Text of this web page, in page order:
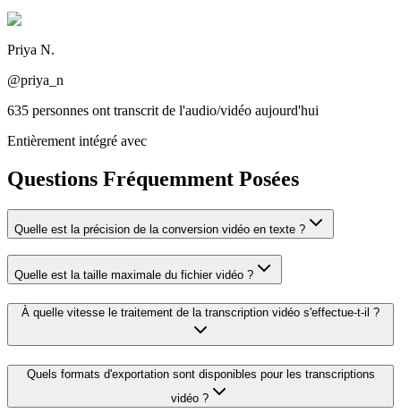
Priya N.
@priya_n
635 personnes ont transcrit de l'audio/vidéo aujourd'hui
Entièrement intégré avec
Questions Fréquemment Posées
Quelle est la précision de la conversion vidéo en texte ?
Quelle est la taille maximale du fichier vidéo ?
À quelle vitesse le traitement de la transcription vidéo s'effectue-t-il ?
Quels formats d'exportation sont disponibles pour les transcriptions
vidéo ?